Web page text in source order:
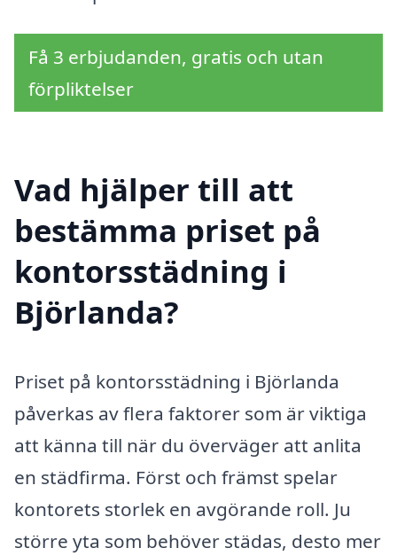
Få 3 erbjudanden, gratis och utan
förpliktelser
Vad hjälper till att
bestämma priset på
kontorsstädning i
Björlanda?
Priset på kontorsstädning i Björlanda
påverkas av flera faktorer som är viktiga
att känna till när du överväger att anlita
en städfirma. Först och främst spelar
kontorets storlek en avgörande roll. Ju
större yta som behöver städas, desto mer